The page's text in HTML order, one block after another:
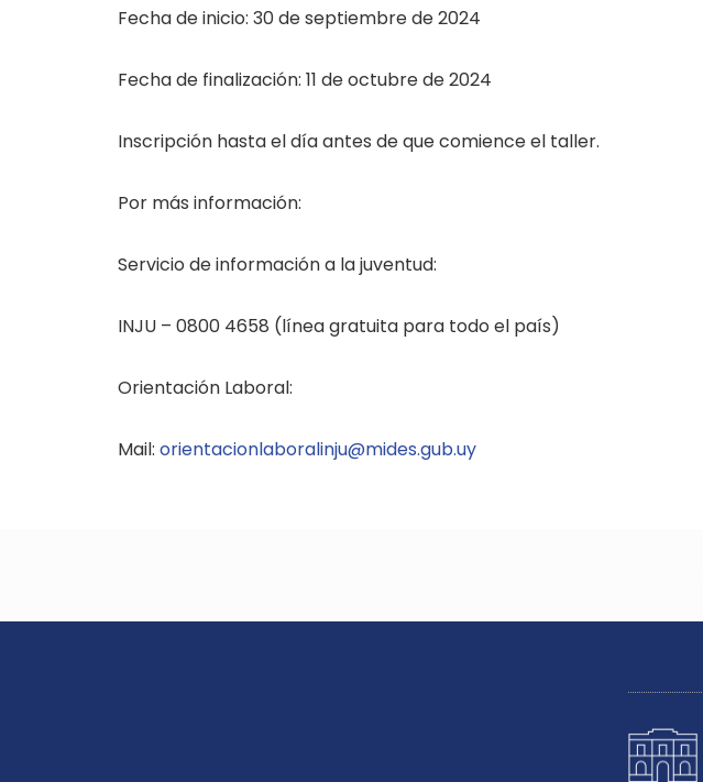
Fecha de inicio: 30 de septiembre de 2024
Fecha de finalización: 11 de octubre de 2024
Inscripción hasta el día antes de que comience el taller.
Por más información:
Servicio de información a la juventud:
INJU – 0800 4658 (línea gratuita para todo el país)
Orientación Laboral:
Mail: orientacionlaboralinju@mides.gub.uy